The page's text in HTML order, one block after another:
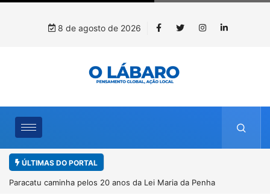
8 de agosto de 2026
ÚLTIMAS DO PORTAL
Projeto CUTUCAR abre nova edição e semeia o futuro